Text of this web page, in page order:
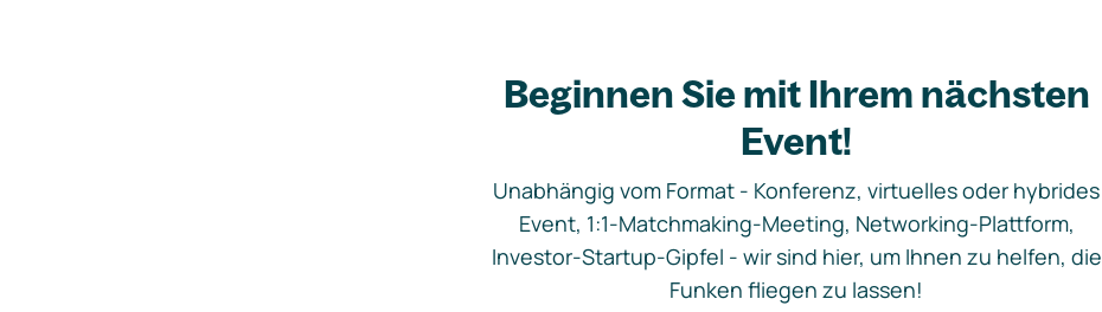
Beginnen Sie mit Ihrem nächsten
Event!
Unabhängig vom Format - Konferenz, virtuelles oder hybrides
Event, 1:1-Matchmaking-Meeting, Networking-Plattform,
Investor-Startup-Gipfel - wir sind hier, um Ihnen zu helfen, die
Funken fliegen zu lassen!